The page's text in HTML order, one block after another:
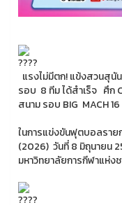
แรงไม่มีตก! แข้งสวนสุนั
รอบ 8 ทีม ได้สำเร็จ ศึก
สนาม รอบ BIG MACH
ในการแข่งขันฟุตบอลราย
(2026) วันที่ 8 มิถุนายน
มหาวิทยาลัยการกีฬาแห่ง